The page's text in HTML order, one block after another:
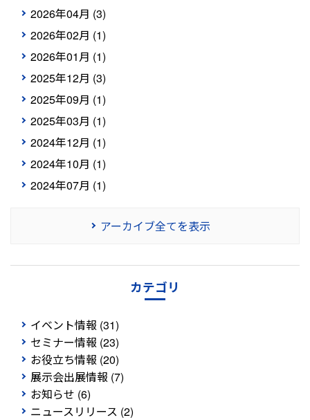
2026年04月 (3)
2026年02月 (1)
2026年01月 (1)
2025年12月 (3)
2025年09月 (1)
2025年03月 (1)
2024年12月 (1)
2024年10月 (1)
2024年07月 (1)
アーカイブ全てを表示
カテゴリ
イベント情報 (31)
セミナー情報 (23)
お役立ち情報 (20)
展示会出展情報 (7)
お知らせ (6)
ニュースリリース (2)